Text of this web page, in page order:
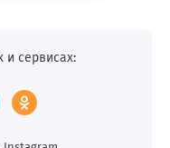
и сервисах: